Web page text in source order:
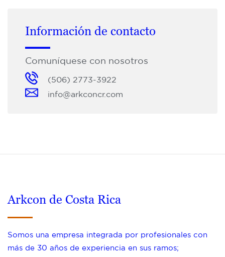
Información de contacto
Comuníquese con nosotros
(506) 2773-3922
info@arkconcr.com
Arkcon de Costa Rica
Somos una empresa integrada por profesionales con
más de 30 años de experiencia en sus ramos;